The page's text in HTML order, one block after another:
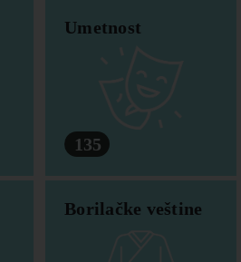
Umetnost
135
Borilačke veštine